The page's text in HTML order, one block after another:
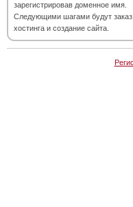
зарегистрировав доменное имя.
Следующими шагами будут заказ
хостинга и создание сайта.